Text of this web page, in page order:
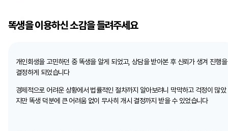
똑생을 이용하신 소감을 들려주세요
개인회생을 고민하던 중 똑생을 알게 되었고, 상담을 받아본 후 신뢰가 생겨 진행을
결정하게 되었습니다
경제적으로 어려운 상황에서 법률적인 절차까지 알아보려니 막막하고 걱정이 많았
지만 똑생 덕분에 큰 어려움 없이 무사히 개시 결정까지 받을 수 있었습니다